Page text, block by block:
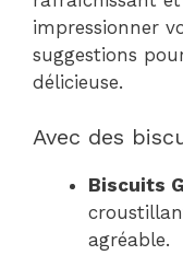
impressionner
suggestions
délicieuse.
Avec des
Biscuits
agréable.